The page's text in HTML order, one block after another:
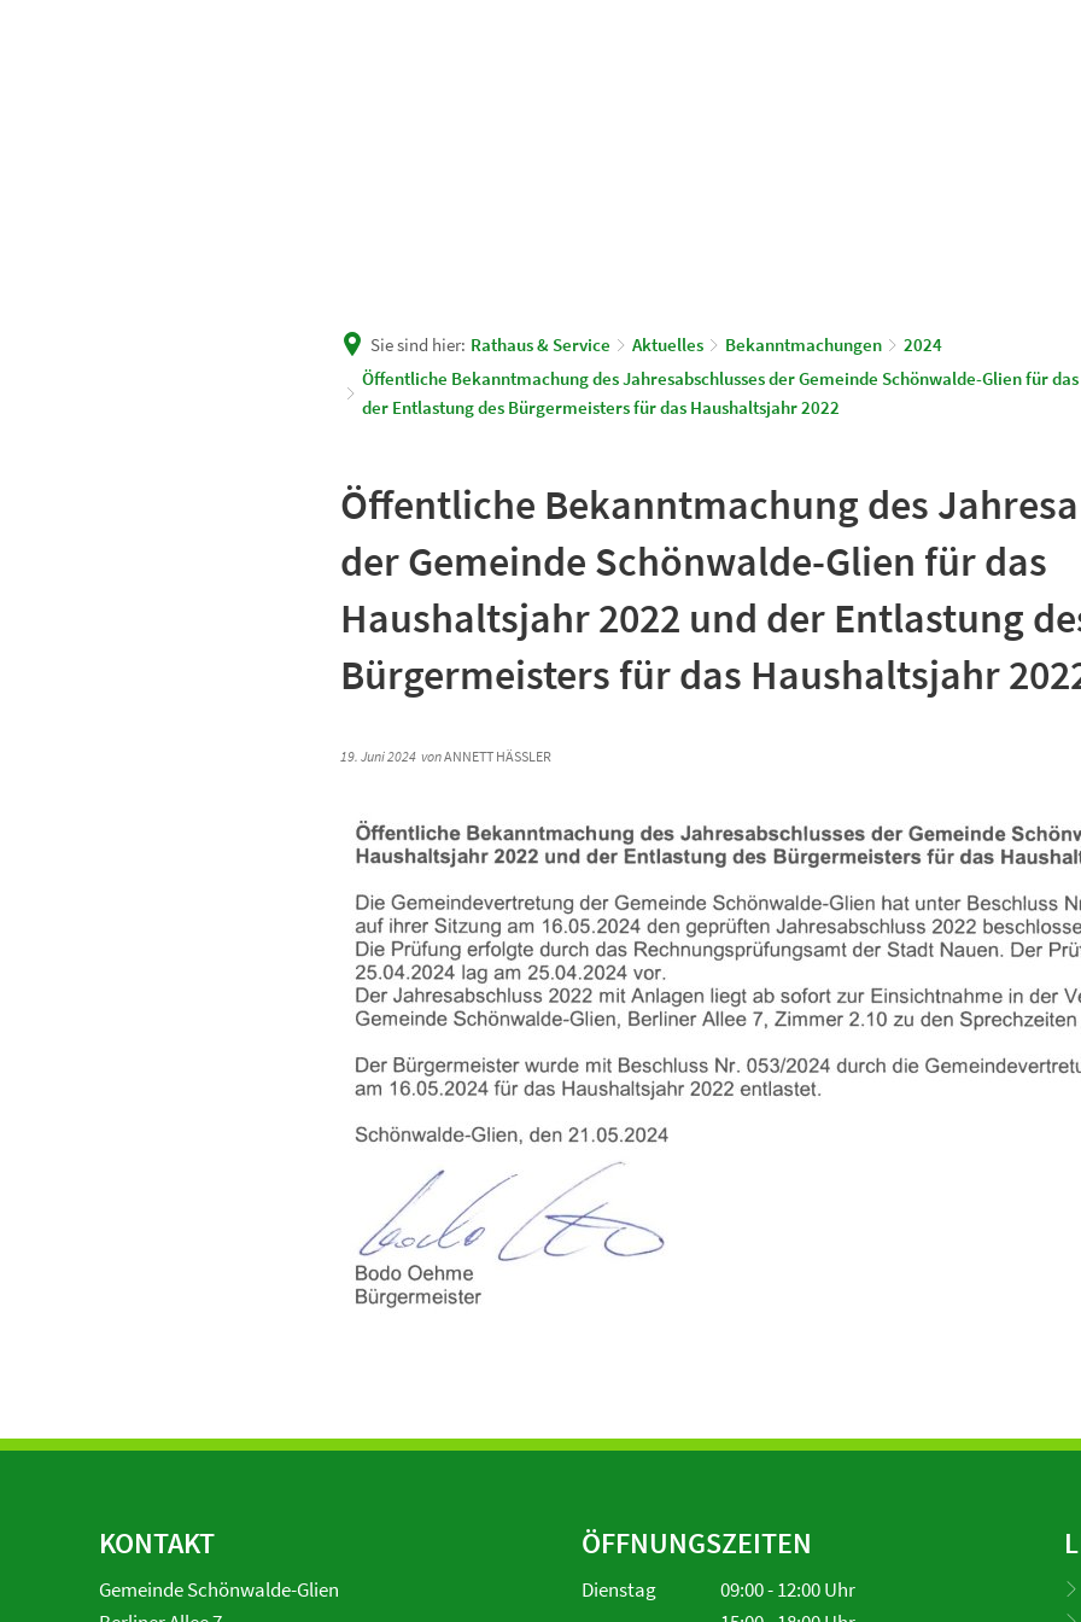
Sie sind hier: Rathaus & Service Aktuelles Bekanntmachungen
2024
Öffentliche Bekanntmachung des Jahresabschlusses der Gemeinde Schönwalde-Glien für
der Entlastung des Bürgermeisters für das Haushaltsjahr 2022
Öffentliche Bekanntmachung des
der Gemeinde Schönwalde-Glien für das
Haushaltsjahr 2022 und der Entlastung
Bürgermeisters für das Haushaltsjahr
19. Juni 2024 vonANNETT HÄSSLER
KONTAKT
Gemeinde Schönwalde-Glien
ÖFFNUNGSZEITEN
Dienstag 09:00-12:00Uhr